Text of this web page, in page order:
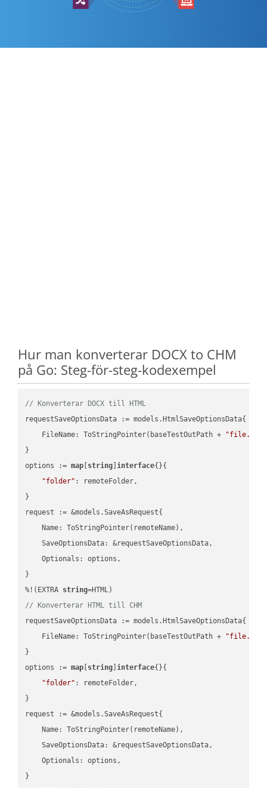
Hur man konverterar DOCX to CHM
på Go: Steg-för-steg-kodexempel
// Konverterar DOCX till HTML
requestSaveOptionsData := models.HtmlSaveOptionsData{
    FileName: ToStringPointer(baseTestOutPath +
}
options := map string ]interface{}{
"folder" : remoteFolder,
}
request := &models.SaveAsRequest{
    Name: ToStringPointer(remoteName),
    SaveOptionsData: &requestSaveOptionsData,
    Optionals: options,
}
%!(EXTRA string
// Konverterar HTML till CHM
requestSaveOptionsData := models.HtmlSaveOptionsData{
    FileName: ToStringPointer(baseTestOutPath +
}
options := map string ]interface{}{
"folder" : remoteFolder,
}
request := &models.SaveAsRequest{
    Name: ToStringPointer(remoteName),
    SaveOptionsData: &requestSaveOptionsData,
    Optionals: options,
}